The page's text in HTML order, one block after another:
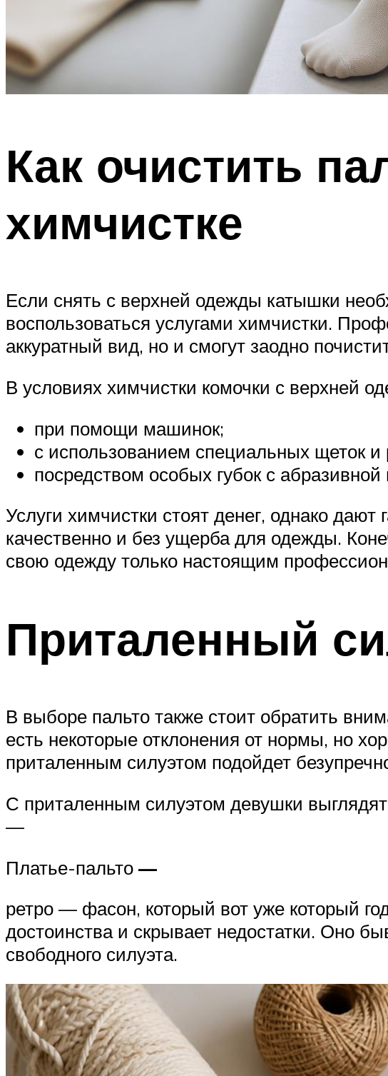
Как очистить
химчистке
Если снять с верхней одежды катышки
воспользоваться услугами химчистки.
аккуратный вид, но и смогут заодно
В условиях химчистки комочки с верхней
при помощи машинок;
с использованием специальных щеток и
посредством особых губок с
Услуги химчистки стоят денег, однако
качественно и без ущерба для одежды.
свою одежду только настоящим
Приталенный
В выборе пальто также стоит обратить
есть некоторые отклонения от нормы, но
приталенным силуэтом подойдет
С приталенным силуэтом девушки
—
Платье-пальто —
ретро — фасон, который вот уже который
достоинства и скрывает недостатки. Оно
свободного силуэта.